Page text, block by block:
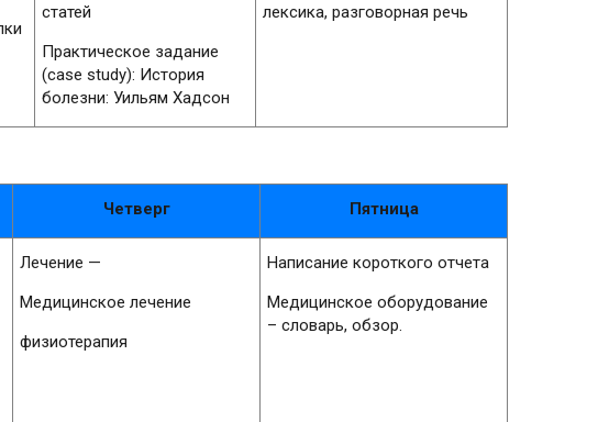
статей
Практическое задание
(case study): История
болезни: Уильям Хадсон
лексика, разговорная речь
Четверг Пятница
Лечение —
Медицинское лечение
физиотерапия
Написание короткого отчета
Медицинское оборудование
– словарь, обзор.